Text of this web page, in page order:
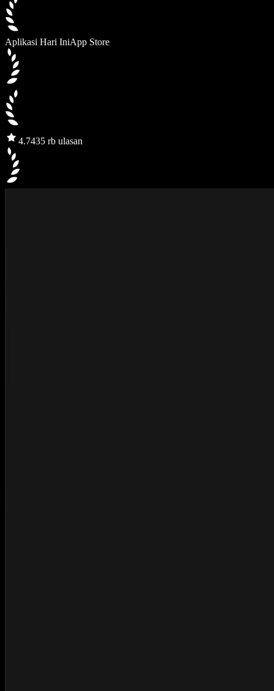
Aplikasi Hari IniApp Store
4.7435 rb ulasan